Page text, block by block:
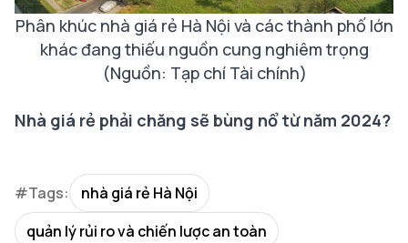
Phân khúc nhà giá rẻ Hà Nội và các thành phố lớn
khác đang thiếu nguồn cung nghiêm trọng
(Nguồn: Tạp chí Tài chính)
Nhà giá rẻ phải chăng sẽ bùng nổ từ năm 2024?
#Tags:
nhà giá rẻ Hà Nội
quản lý rủi ro và chiến lược an toàn